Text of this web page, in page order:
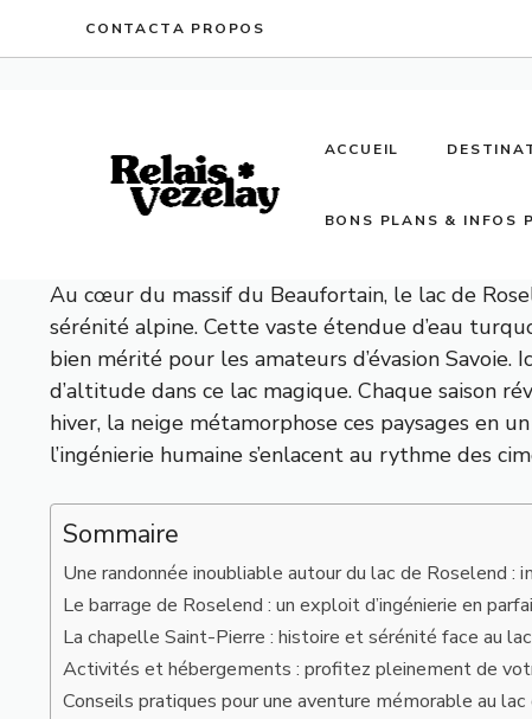
CONTACTA PROPOS
ACCUEIL
BONS PLANS & INFOS
Au cœur du massif du Beaufortain, le lac de
sérénité alpine. Cette vaste étendue d’eau
bien mérité pour les amateurs d’évasion
d’altitude dans ce lac magique. Chaque saison
hiver, la neige métamorphose ces paysages en
l’ingénierie humaine s’enlacent au rythme des
Sommaire
Une randonnée inoubliable autour du lac de Roselend :
Le barrage de Roselend : un exploit d’ingénierie en
La chapelle Saint-Pierre : histoire et sérénité face au
Activités et hébergements : profitez pleinement de
Conseils pratiques pour une aventure mémorable au